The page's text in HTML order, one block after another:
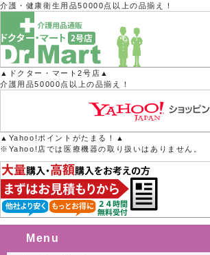
介護・健康衛生用品50000点以上の品揃え！
▲ドクター・マート2号店▲
介護用品50000点以上の品揃え！
▲Yahoo!ポイントがたまる！▲
※Yahoo!店では医療機器の取り扱いはありません。
Menu